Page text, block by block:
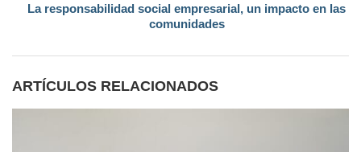
La responsabilidad social empresarial, un impacto en las
comunidades
ARTÍCULOS RELACIONADOS